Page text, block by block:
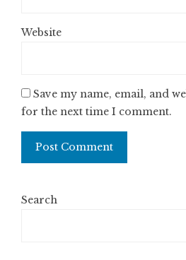
Website
Save my name, email, and
for the next time I comment.
Search